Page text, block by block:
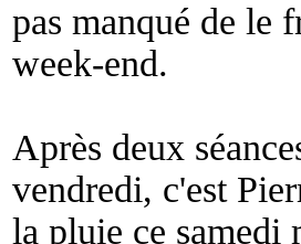
pas manqué de le
week-end.
Après deux
vendredi, c'est
la pluie ce samedi